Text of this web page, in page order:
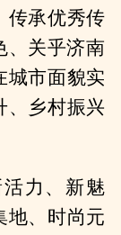
传承优秀传
关乎济南
城市面貌实
、乡村振兴
力、新魅
地、时尚元